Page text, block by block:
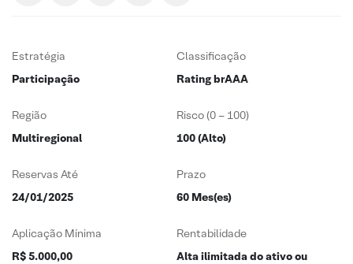
Estratégia
Participação
Classificação
Rating brAAA
Região
Multiregional
Risco (0 – 100)
100 (Alto)
Reservas Até
24/01/2025
Prazo
60 Mes(es)
Aplicação Mínima
R$ 5.000,00
Rentabilidade
Alta ilimitada do ativo ou